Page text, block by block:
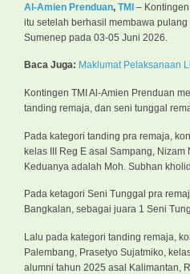
Al-Amien Prenduan, TMI –
itu setelah berhasil membawa
Sumenep pada 03-05 Juni 2026.
Baca Juga: Maklumat Pelaksanaan
Kontingen TMI Al-Amien Prenduan
tanding remaja, dan seni tunggal
Pada kategori tanding pra remaja,
kelas III Reg E asal Sampang,
Keduanya adalah Moh. Subhan
Pada ketagori Seni Tunggal pra
Bangkalan, sebagai juara 1 Seni
Lalu pada kategori tanding remaja,
Palembang, Prasetyo Sujatmiko,
alumni tahun 2025 asal Kalimantan,